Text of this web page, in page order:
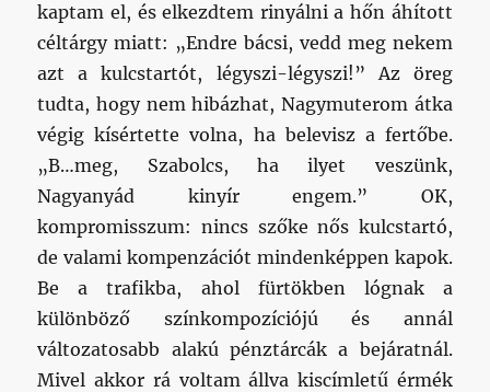
kaptam el, és elkezdtem rinyálni a hőn áhított
céltárgy miatt: „Endre bácsi, vedd meg nekem
azt a kulcstartót, légyszi-légyszi!” Az öreg
tudta, hogy nem hibázhat, Nagymuterom átka
végig kísértette volna, ha belevisz a fertőbe.
„B…meg, Szabolcs, ha ilyet veszünk,
Nagyanyád kinyír engem.” OK,
kompromisszum: nincs szőke nős kulcstartó,
de valami kompenzációt mindenképpen kapok.
Be a trafikba, ahol fürtökben lógnak a
különböző színkompozíciójú és annál
változatosabb alakú pénztárcák a bejáratnál.
Mivel akkor rá voltam állva kiscímletű érmék